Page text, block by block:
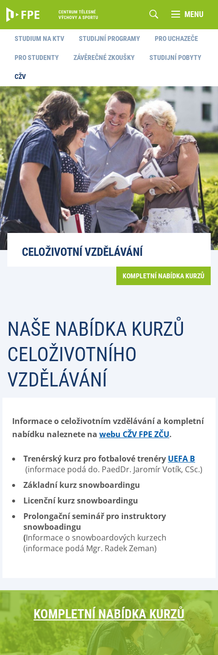
MENU
STUDIUM NA KTV STUDIJNÍ PROGRAMY PRO UCHAZEČE
PRO STUDENTY ZÁVĚREČNÉ ZKOUŠKY STUDIJNÍ POBYTY
CŽV
CELOŽIVOTNÍ VZDĚLÁVÁNÍ
KOMPLETNÍ NABÍDKA KURZŮ
NAŠE NABÍDKA KURZŮ
CELOŽIVOTNÍHO
VZDĚLÁVÁNÍ
Informace o celoživotním vzdělávání a kompletní
nabídku naleznete na webu CŽV FPE ZČU.
Trenérský kurz pro fotbalové trenéry UEFA B
(informace podá do. PaedDr. Jaromír Votík, CSc.)
Základní kurz snowboardingu
Licenční kurz snowboardingu
Prolongační seminář pro instruktory
snowboadingu
(Informace o snowboardových kurzech
(informace podá Mgr. Radek Zeman)
KOMPLETNÍ NABÍDKA KURZŮ